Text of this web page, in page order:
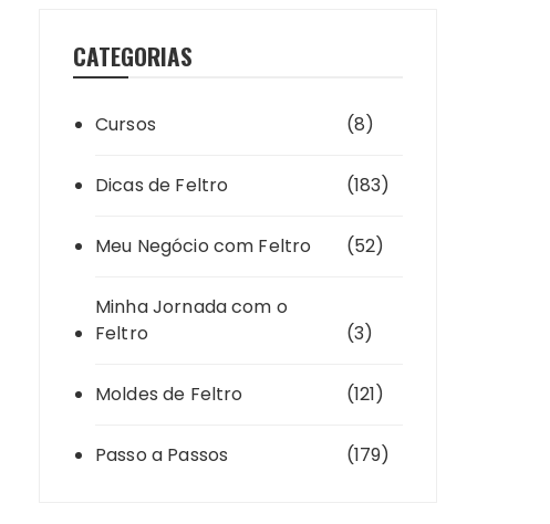
CATEGORIAS
Cursos (8)
Dicas de Feltro (183)
Meu Negócio com Feltro (52)
Minha Jornada com o
Feltro
(3)
Moldes de Feltro (121)
Passo a Passos (179)